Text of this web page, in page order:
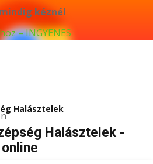
kéznél
– INGYENES
Halásztelek
Halásztelek -